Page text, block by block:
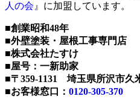
人の会』に加盟しています。
■創業昭和48年
■外壁塗装・屋根工事専門店
■株式会社たすけ
■屋号：一新助家
■〒359-1131 埼玉県所沢市久
■お客様窓口： 0120-305-370